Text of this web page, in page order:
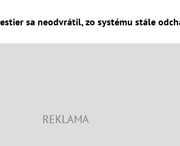
sa neodvrátil, zo systému stále